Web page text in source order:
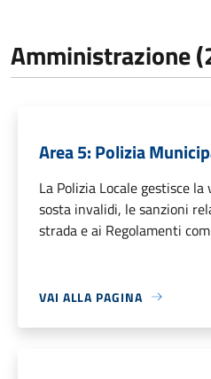
Amministrazione
Area 5: Polizia
La Polizia Locale gestisce
sosta invalidi, le sanzioni
strada e ai Regolamenti
VAI ALLA PAGINA